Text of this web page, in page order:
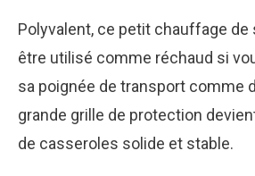
Polyvalent, ce petit chauffage de
être utilisé comme réchaud si
sa poignée de transport comme
grande grille de protection
de casseroles solide et stable.